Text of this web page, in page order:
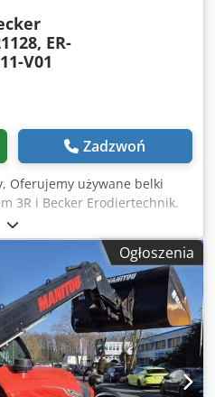
ER-
V01
Zadzwoń
Oferujemy używane belki
3R i Becker Erodiertechnik.
belki zaciskowe nadają się do
części: ER-017646
ER-021127 System 3R 3R-
erozji Becker SB430-SB680
zużycia i są w bardzo
również odbiór
zamienne i akcesoria.
do Państwa dyspozycji.
Ogłoszenia